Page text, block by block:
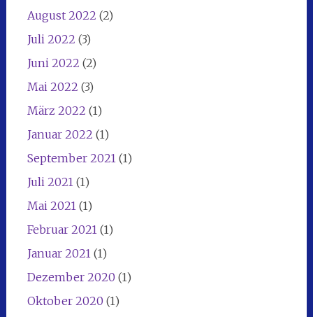
August 2022 (2)
Juli 2022 (3)
Juni 2022 (2)
Mai 2022 (3)
März 2022 (1)
Januar 2022 (1)
September 2021(1)
Juli 2021(1)
Mai 2021(1)
Februar 2021(1)
Januar 2021(1)
Dezember 2020 (1)
Oktober 2020 (1)